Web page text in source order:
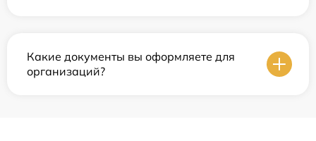
Какие документы вы оформляете для
организаций?